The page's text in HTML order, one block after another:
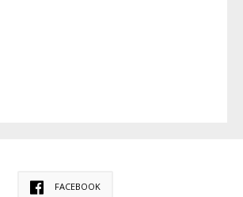
FACEBOOK